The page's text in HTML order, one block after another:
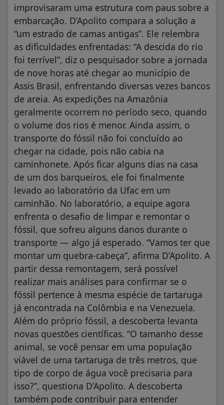
improvisaram uma estrutura com paus sobre a
embarcação. D’Apolito compara a solução a
“um estrado de camas antigas”. Ele relembra
as dificuldades enfrentadas: “A descida do rio
foi terrível”, diz o pesquisador sobre a jornada
de nove horas até chegar ao município de
Assis Brasil, enfrentando diversas vezes bancos
de areia. As expedições na Amazônia
geralmente ocorrem no período seco, quando
o volume dos rios é menor. Ainda assim, o
transporte do fóssil não foi concluído ao
chegar na cidade, pois não cabia na
caminhonete. Após ficar alguns dias na casa
de um dos barqueiros, ele foi finalmente
levado ao laboratório da Ufac em um
caminhão. No laboratório, a equipe agora
enfrenta o desafio de limpar e remontar o
fóssil, que sofreu alguns danos durante o
transporte — algo já esperado. “Vamos ter que
montar um quebra-cabeça”, afirma D’Apolito. A
partir dessa remontagem, será possível
realizar mais análises para confirmar se o
fóssil pertence à mesma espécie de tartaruga
já encontrada na Colômbia e na Venezuela.
Além do próprio fóssil, a descoberta levanta
novas questões científicas. “O tamanho desse
animal, se você pensar em uma população
viável de uma tartaruga de três metros, que
tipo de corpo de água você precisaria para
isso?”, questiona D’Apolito. A descoberta
também pode contribuir para entender